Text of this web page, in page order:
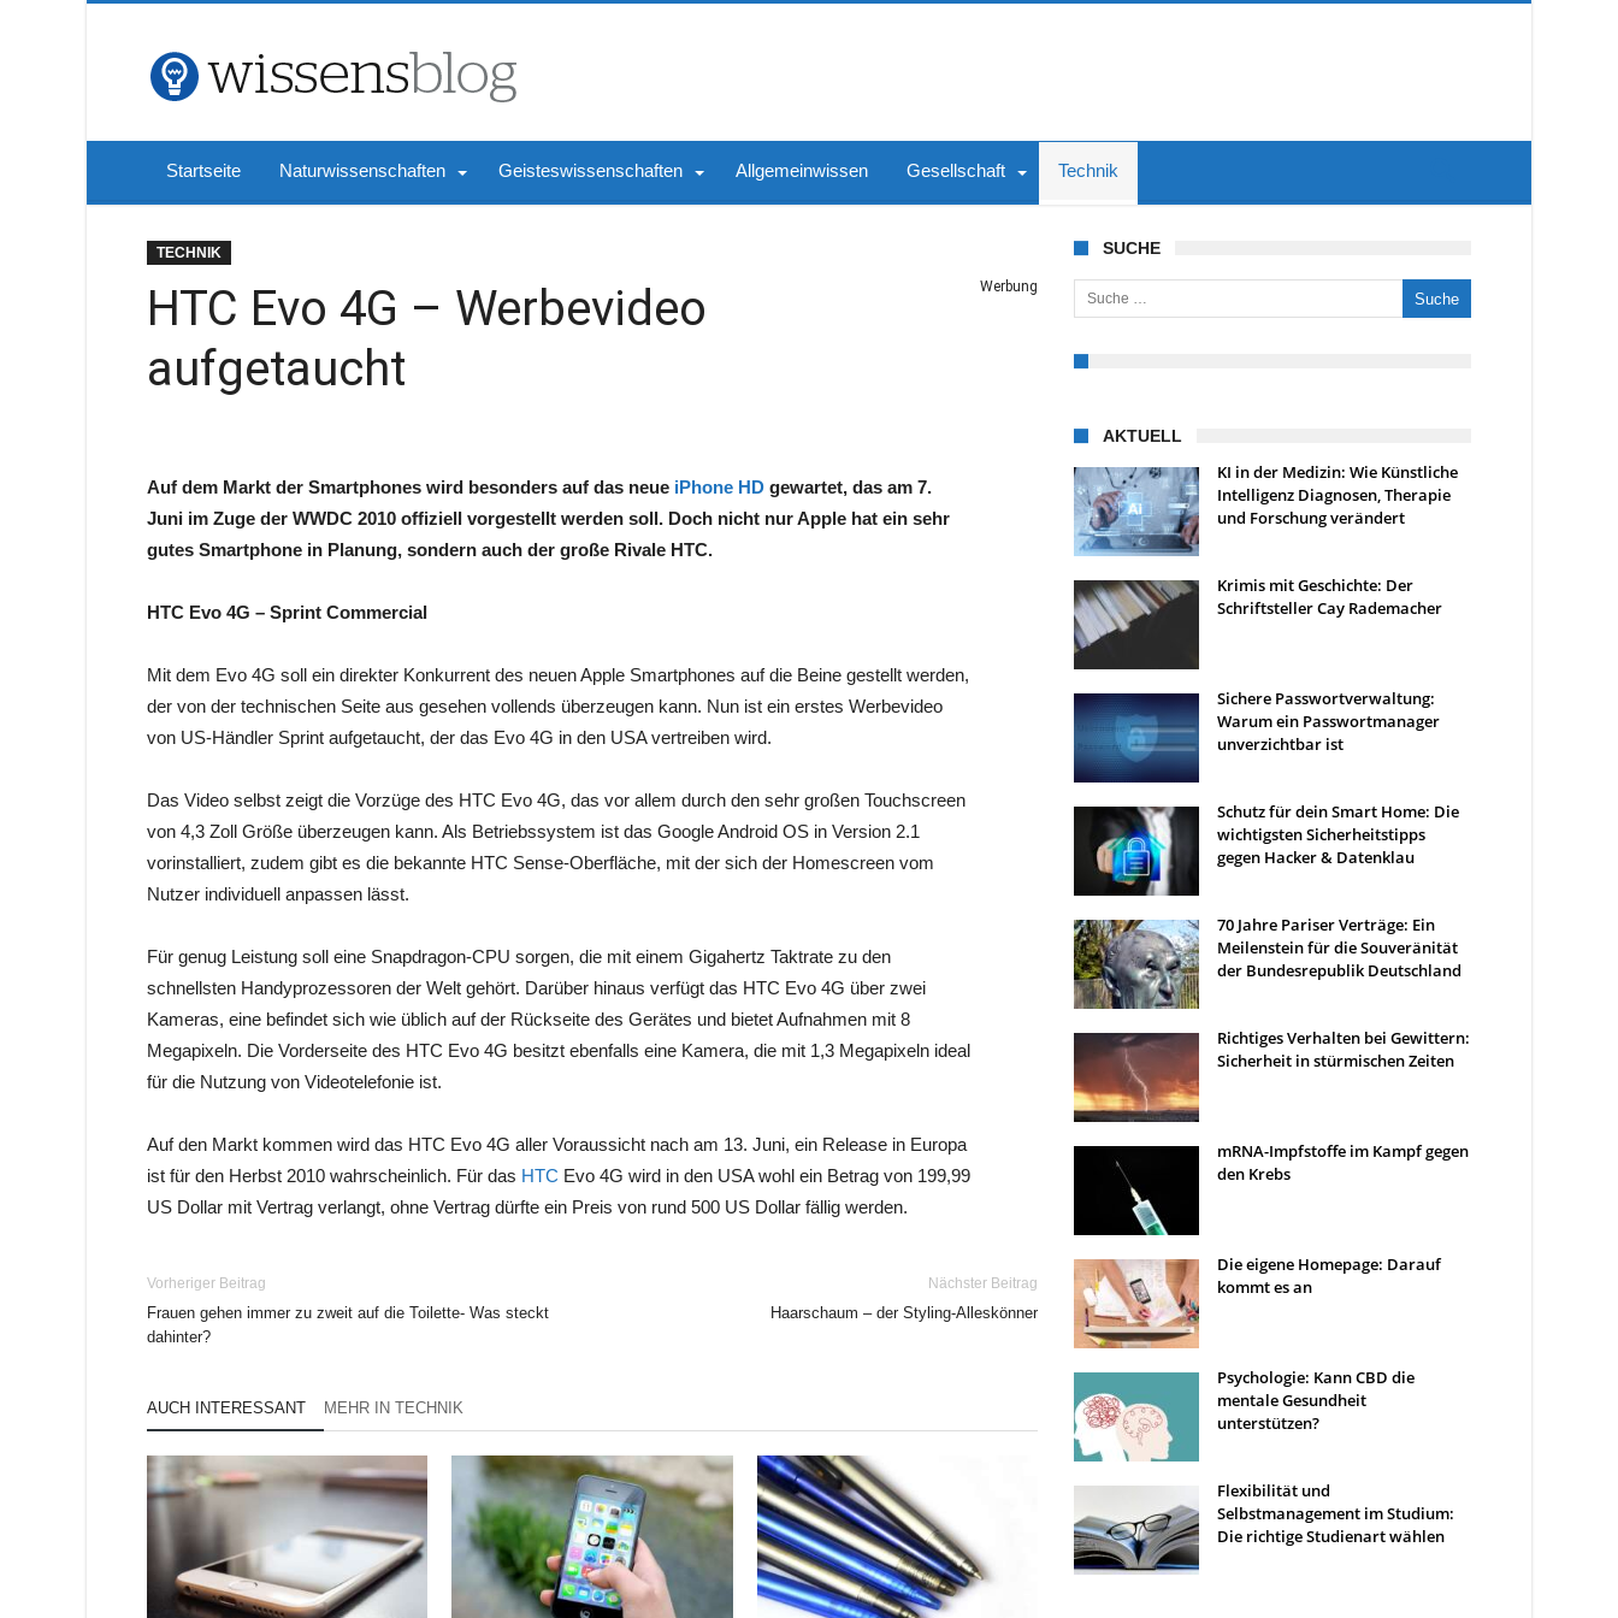
Startseite Naturwissenschaften Geisteswissenschaften Allgemeinwissen Gesellschaft Technik
TECHNIK
HTC Evo 4G – Werbevideo
aufgetaucht
Werbung
Auf dem Markt der Smartphones wird besonders auf das neue iPhone HD gewartet, das am 7.
Juni im Zuge der WWDC 2010 offiziell vorgestellt werden soll. Doch nicht nur Apple hat ein sehr
gutes Smartphone in Planung, sondern auch der große Rivale HTC.
HTC Evo 4G – Sprint Commercial
Mit dem Evo 4G soll ein direkter Konkurrent des neuen Apple Smartphones auf die Beine gestellt werden,
der von der technischen Seite aus gesehen vollends überzeugen kann. Nun ist ein erstes Werbevideo
von US-Händler Sprint aufgetaucht, der das Evo 4G in den USA vertreiben wird.
Das Video selbst zeigt die Vorzüge des HTC Evo 4G, das vor allem durch den sehr großen Touchscreen
von 4,3 Zoll Größe überzeugen kann. Als Betriebssystem ist das Google Android OS in Version 2.1
vorinstalliert, zudem gibt es die bekannte HTC Sense-Oberfläche, mit der sich der Homescreen vom
Nutzer individuell anpassen lässt.
Für genug Leistung soll eine Snapdragon-CPU sorgen, die mit einem Gigahertz Taktrate zu den
schnellsten Handyprozessoren der Welt gehört. Darüber hinaus verfügt das HTC Evo 4G über zwei
Kameras, eine befindet sich wie üblich auf der Rückseite des Gerätes und bietet Aufnahmen mit 8
Megapixeln. Die Vorderseite des HTC Evo 4G besitzt ebenfalls eine Kamera, die mit 1,3 Megapixeln ideal
für die Nutzung von Videotelefonie ist.
Auf den Markt kommen wird das HTC Evo 4G aller Voraussicht nach am 13. Juni, ein Release in Europa
ist für den Herbst 2010 wahrscheinlich. Für das HTC Evo 4G wird in den USA wohl ein Betrag von 199,99
US Dollar mit Vertrag verlangt, ohne Vertrag dürfte ein Preis von rund 500 US Dollar fällig werden.
Vorheriger Beitrag
Frauen gehen immer zu zweit auf die Toilette- Was steckt
dahinter?
Nächster Beitrag
Haarschaum – der Styling-Alleskönner
AUCH INTERESSANT MEHR IN TECHNIK
SUCHE
Suche nach:
AKTUELL
KI in der Medizin: Wie Künstliche
Intelligenz Diagnosen, Therapie
und Forschung verändert
Krimis mit Geschichte: Der
Schriftsteller Cay Rademacher
Sichere Passwortverwaltung:
Warum ein Passwortmanager
unverzichtbar ist
Schutz für dein Smart Home: Die
wichtigsten Sicherheitstipps
gegen Hacker & Datenklau
70 Jahre Pariser Verträge: Ein
Meilenstein für die Souveränität
der Bundesrepublik Deutschland
Richtiges Verhalten bei Gewittern:
Sicherheit in stürmischen Zeiten
mRNA-Impfstoffe im Kampf gegen
den Krebs
Die eigene Homepage: Darauf
kommt es an
Psychologie: Kann CBD die
mentale Gesundheit
unterstützen?
Flexibilität und
Selbstmanagement im Studium:
Die richtige Studienart wählen